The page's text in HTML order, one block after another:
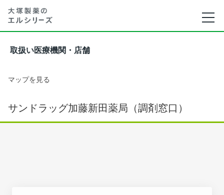
取扱い医療機関・店舗
マップを見る
サンドラッグ加藤新田薬局（調剤窓口）